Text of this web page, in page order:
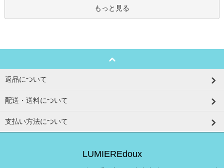
もっと見る
返品について
配送・送料について
支払い方法について
LUMIEREdoux